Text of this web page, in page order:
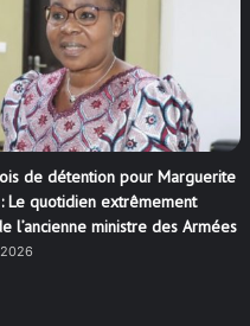
de détention pour Marguerite
Le quotidien extrêmement
l’ancienne ministre des Armées